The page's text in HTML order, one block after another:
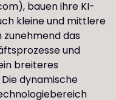
bauen ihre KI-
kleine und mittlere
das
und
breiteres
dynamische